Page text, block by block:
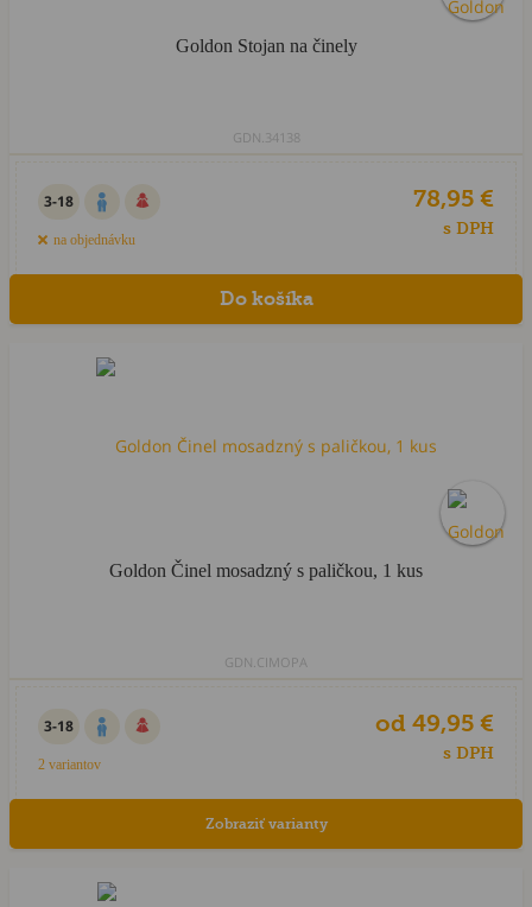
Goldon Stojan na činely
GDN.34138
3-18
na objednávku
78,95 €
s DPH
Goldon Činel mosadzný s paličkou, 1 kus
GDN.CIMOPA
3-18
2 variantov
od 49,95 €
s DPH
Zobraziť varianty